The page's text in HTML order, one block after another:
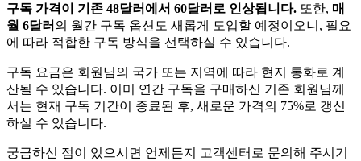
구독 가격이 기존 48달러에서 60달러로 인상됩니다. 또한, 매
월 6달러 의 월간 구독 옵션도 새롭게 도입할 예정이오니, 필요
에 따라 적합한 구독 방식을 선택하실 수 있습니다.
구독 요금은 회원님의 국가 또는 지역에 따라 현지 통화로 계
산될 수 있습니다. 이미 연간 구독을 구매하신 기존 회원님께
서는 현재 구독 기간이 종료된 후, 새로운 가격의 75%로 갱신
하실 수 있습니다.
궁금하신 점이 있으시면 언제든지 고객센터로 문의해 주시기